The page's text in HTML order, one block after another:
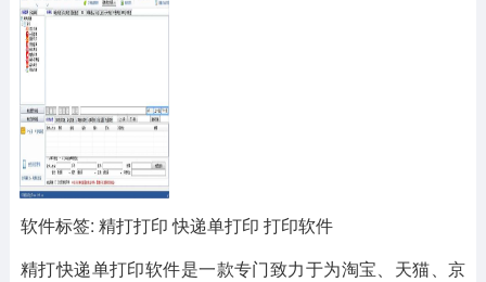
软件标签: 精打打印 快递单打印 打印软件
精打快递单打印软件是一款专门致力于为淘宝、天猫、京